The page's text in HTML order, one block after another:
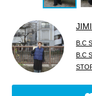
B.C
B.C